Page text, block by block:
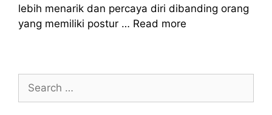
lebih menarik dan percaya diri dibanding orang
yang memiliki postur … Read more
Search
for: